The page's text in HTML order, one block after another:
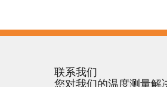
联系我们